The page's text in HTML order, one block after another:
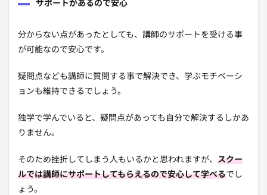
サポートがあるので安心
分からない点があったとしても、講師のサポートを受ける事
が可能なので安心です。
疑問点なども講師に質問する事で解決でき、学ぶモチベーシ
ョンも維持できるでしょう。
独学で学んでいると、疑問点があっても自分で解決するしかあ
りません。
そのため挫折してしまう人もいるかと思われますが、 スクー
ルでは講師にサポートしてもらえるので安心して学べるでし
ょう。